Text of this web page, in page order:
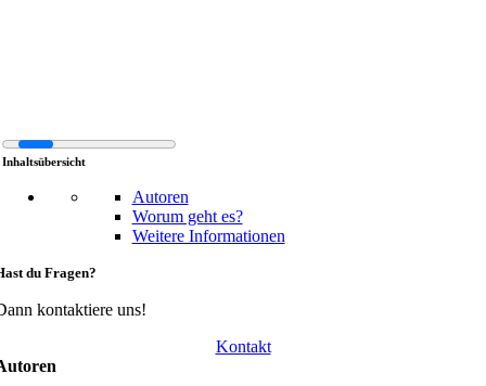
Inhaltsübersicht
Autoren
Worum geht es?
Weitere Informationen
du Fragen?
kontaktiere uns!
Kontakt